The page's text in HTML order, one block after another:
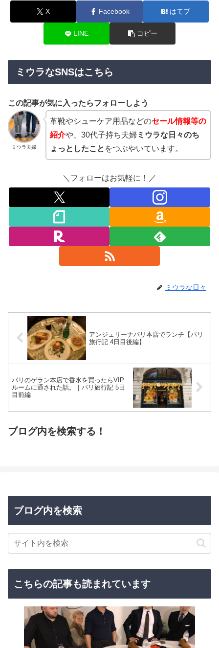
X Facebook はてブ
LINE コピー
ミウラなSNSはこちら
この記事が気に入ったらフォローしよう
ミウラ夫婦
革靴やシューケア用品などのセール情報等の
紹介や、30代子持ち夫婦ミウラな日々のち
ょっとしたこと をつぶやいています。
＼フォローはお気軽に！／
ミウラな日々
アンジェリーナパリ本店でランチ【パリ
旅行記 4日目後編】
パリのゲラン本店で香水を買ったらVIP
ルームに通された話。｜パリ旅行記 5日
目前編
ブログ内を検索する！
ブログ内を検索
こちらの記事も読まれています